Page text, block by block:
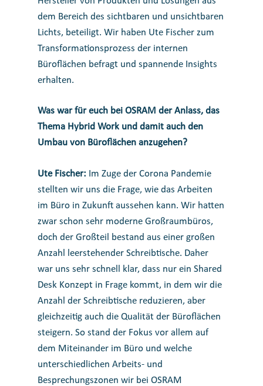
dem Bereich des sichtbaren und unsichtbaren
Lichts, beteiligt. Wir haben Ute Fischer zum
Transformationsprozess der internen
Büroflächen befragt und spannende Insights
erhalten.
Was war für euch bei OSRAM der Anlass, das
Thema Hybrid Work und damit auch den
Umbau von Büroflächen anzugehen?
Ute Fischer: Im Zuge der Corona Pandemie
stellten wir uns die Frage, wie das Arbeiten
im Büro in Zukunft aussehen kann. Wir hatten
zwar schon sehr moderne Großraumbüros,
doch der Großteil bestand aus einer großen
Anzahl leerstehender Schreibtische. Daher
war uns sehr schnell klar, dass nur einShared
Desk Konzept in Frage kommt, in dem wir die
Anzahl der Schreibtische reduzieren, aber
gleichzeitig auch die Qualität der Büroflächen
steigern. So stand der Fokus vor allem auf
dem Miteinander im Büro und welche
unterschiedlichen Arbeits- und
Besprechungszonen wir bei OSRAM